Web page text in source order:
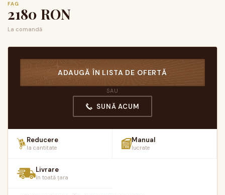
FAG
2180 RON
La comandă
ADAUGĂ ÎN LISTA DE OFERTĂ
SAU
SUNĂ ACUM
Reducere
la cantitate
Manual
lucrate
Livrare
în toată țara